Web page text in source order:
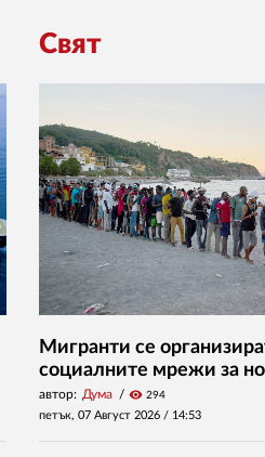
Свят
Мигранти се
социалните мрежи за
автор: Дума visibility 294
петък, 07 Август 2026 / 14:53